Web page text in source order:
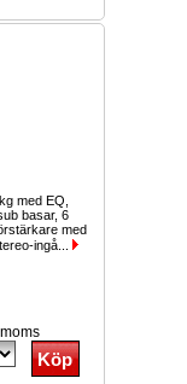
med EQ,
basar, 6
med
ingå...